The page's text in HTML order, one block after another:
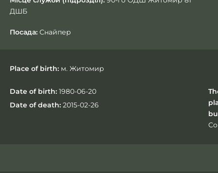
ДШБ
Посада: Снайпер
Place of birth: м. Житомир
Date of birth: 1980-06-20
Date of death: 2015-02-26